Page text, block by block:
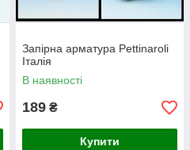
Запірна арматура Pettinaroli
Італія
В наявності
189 ₴
Купити